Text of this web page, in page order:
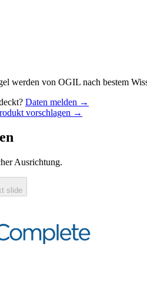
werden von OGIL nach bestem
Daten melden →
vorschlagen →
Ausrichtung.
slide